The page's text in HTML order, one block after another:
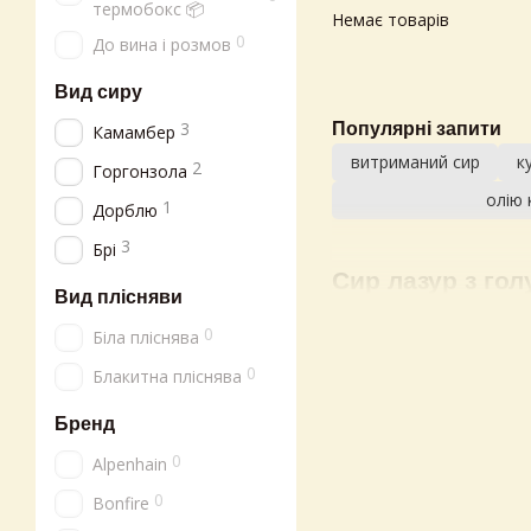
Популярні запити
витриманий сир
олію
Сир лазур з
Немає товарів
термобокс 📦
До вина і розмов 0
Вид сиру
Камамбер 3
Горгонзола 2
Дорблю 1
Брі 3
Вид плісняви
Біла пліснява 0
Блакитна пліснява 0
Бренд
Alpenhain 0
Bonfire 0